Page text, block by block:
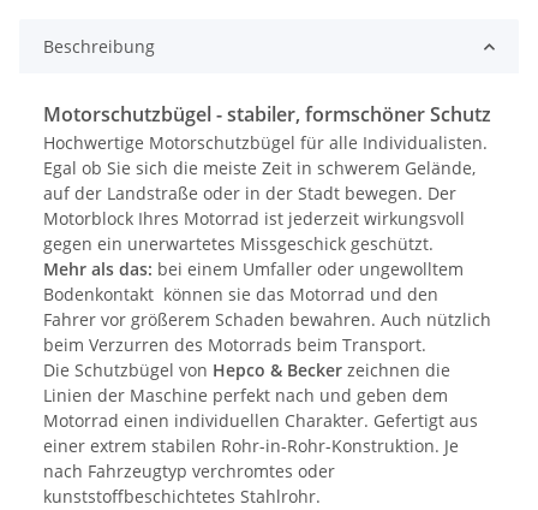
Beschreibung
Motorschutzbügel - stabiler, formschöner Schutz
Hochwertige Motorschutzbügel für alle Individualisten.
Egal ob Sie sich die meiste Zeit in schwerem Gelände,
auf der Landstraße oder in der Stadt bewegen. Der
Motorblock Ihres Motorrad ist jederzeit wirkungsvoll
gegen ein unerwartetes Missgeschick geschützt.
Mehr als das: bei einem Umfaller oder ungewolltem
Bodenkontakt können sie das Motorrad und den
Fahrer vor größerem Schaden bewahren. Auch nützlich
beim Verzurren des Motorrads beim Transport.
Die Schutzbügel von Hepco & Becker zeichnen die
Linien der Maschine perfekt nach und geben dem
Motorrad einen individuellen Charakter. Gefertigt aus
einer extrem stabilen Rohr-in-Rohr-Konstruktion. Je
nach Fahrzeugtyp verchromtes oder
kunststoffbeschichtetes Stahlrohr.